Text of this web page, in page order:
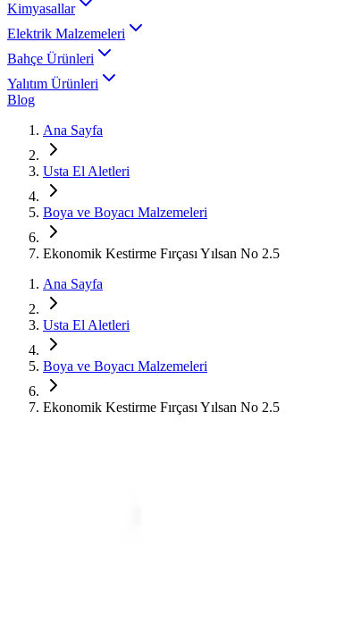
Kimyasallar
Elektrik Malzemeleri
Bahçe Ürünleri
Yalıtım Ürünleri
Blog
Ana Sayfa
Usta El Aletleri
Boya ve Boyacı Malzemeleri
Ekonomik Kestirme Fırçası Yılsan No 2.5
Ana Sayfa
Usta El Aletleri
Boya ve Boyacı Malzemeleri
Ekonomik Kestirme Fırçası Yılsan No 2.5